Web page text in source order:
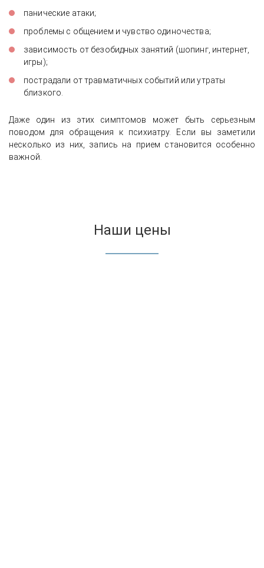
Отзыв о транспортировке пациента в
реабилитационный центр под
панические атаки;
проблемы с общением и чувство одиночества;
зависимость от безобидных занятий (шопинг, интернет,
игры);
пострадали от травматичных событий или утраты
близкого.
Даже один из этих симптомов может быть серьезным
поводом для обращения к психиатру. Если вы заметили
несколько из них, запись на прием становится особенно
важной.
Наши цены